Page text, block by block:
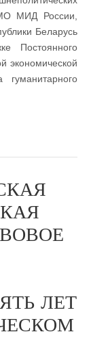
МИД России,
Беларусь
Постоянного
экономической
ЛЕТ